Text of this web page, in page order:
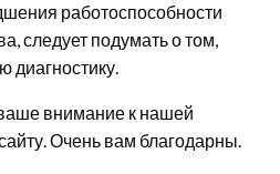
работоспособности
следует подумать о том,
диагностику.
внимание к нашей
Очень вам благодарны.